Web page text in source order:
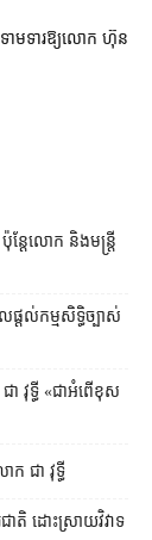
ាមទារ​ឱ្យ​លោក ហ៊ុន
តែ​លោក និង​មន្ត្រី​​
តល់​កម្មសិទ្ធិ​ច្បាស់
ា វុទ្ធី «ជាអំពើខុស
ជា វុទ្ធី
ជាតិ ដោះស្រាយ​វិវាទ​